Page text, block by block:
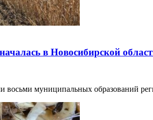
в Новосибирской
восьми муниципальных образований